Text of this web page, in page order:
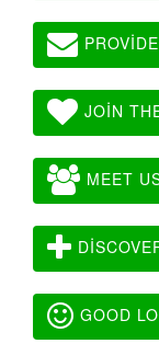
JOIN
MEET
GOOD